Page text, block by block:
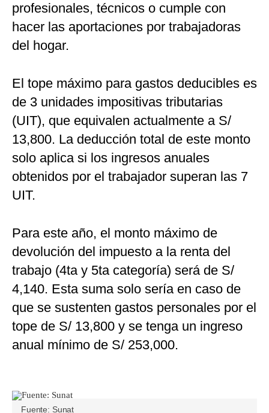
profesionales, técnicos o cumple con
hacer las aportaciones por trabajadoras
del hogar.
El tope máximo para gastos deducibles es
de 3 unidades impositivas tributarias
(UIT), que equivalen actualmente a S/
13,800. La deducción total de este monto
solo aplica si los ingresos anuales
obtenidos por el trabajador superan las 7
UIT.
Para este año, el monto máximo de
devolución del impuesto a la renta del
trabajo (4ta y 5ta categoría) será de S/
4,140. Esta suma solo sería en caso de
que se sustenten gastos personales por el
tope de S/ 13,800 y se tenga un ingreso
anual mínimo de S/ 253,000.
Fuente: Sunat